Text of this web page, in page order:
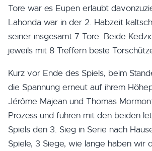
Tore war es Eupen erlaubt
Lahonda war in der 2. Habzeit
seiner insgesamt 7 Tore. Beide
jeweils mit 8 Treffern beste
Kurz vor Ende des Spiels, beim
die Spannung erneut auf ihrem
Jérôme Majean und Thomas
Prozess und fuhren mit den beiden
Spiels den 3. Sieg in Serie nach
Spiele, 3 Siege, wie lange haben wir